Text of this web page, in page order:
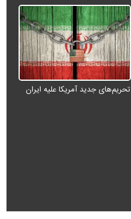
تحریم‌های جدید آمریکا علیه ایران